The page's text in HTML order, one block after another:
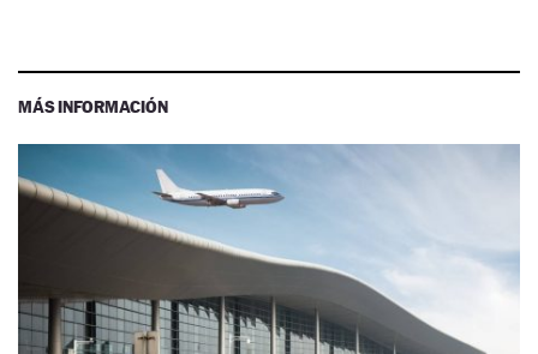
MÁS INFORMACIÓN